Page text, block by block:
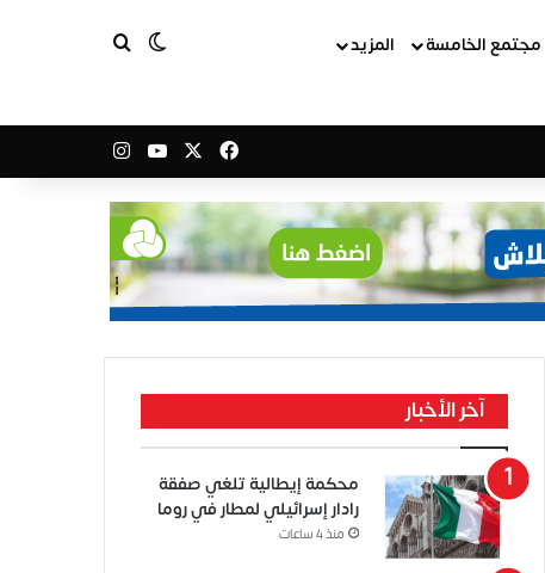
مجتمع الخامسة المزيد الوضع المظلم
فيسبوك ‫YouTube
آخر الأخبار
محكمة إيطالية تلغي صفقة
رادار إسرائيلي لمطار في روما
منذ 4 ساعات